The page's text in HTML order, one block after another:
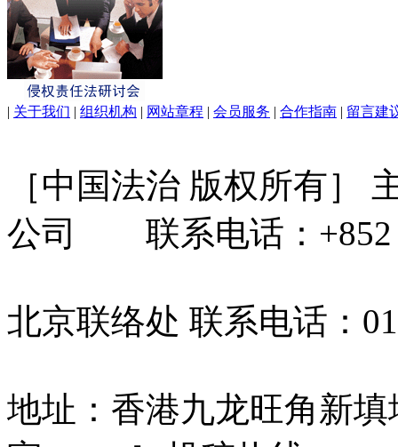
| 关于我们 | 组织机构 | 网站章程 | 会员服务 | 合作指南 | 留言建
［中国法治 版权所有］
公司 联系电话：+852
北京联络处 联系电话：
地址：香港九龙旺角新